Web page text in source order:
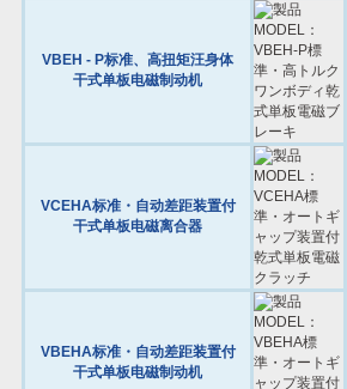
VBEH - P标准、高扭矩汪身体
干式单板电磁制动机
VCEHA标准・自动差距装置付
干式单板电磁离合器
VBEHA标准・自动差距装置付
干式单板电磁制动机